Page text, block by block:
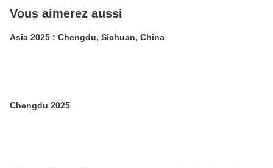
Vous aimerez aussi
Asia 2025 : Chengdu, Sichuan, China
Chengdu 2025